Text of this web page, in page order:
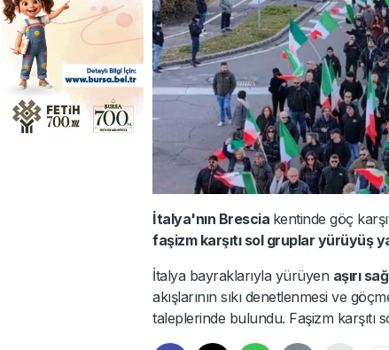
İtalya'nın Brescia kentinde göç
faşizm karşıtı sol gruplar yürüyüş
İtalya bayraklarıyla yürüyen aşırı
akışlarının sıkı denetlenmesi ve
taleplerinde bulundu. Faşizm karşıtı